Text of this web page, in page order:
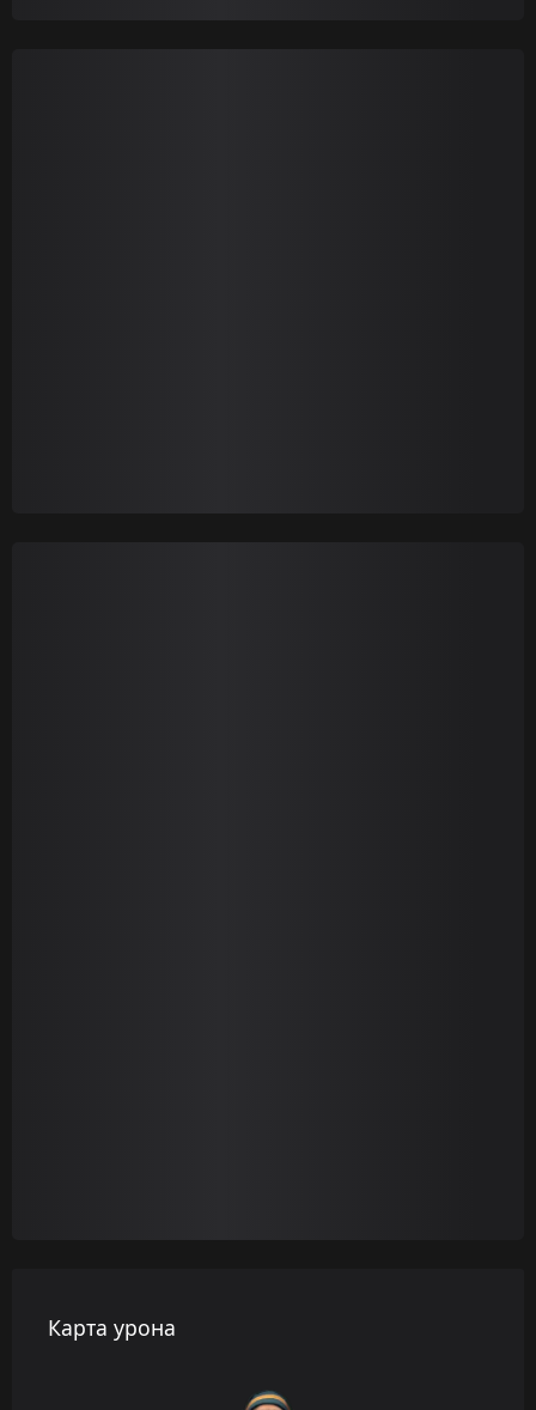
Карта урона